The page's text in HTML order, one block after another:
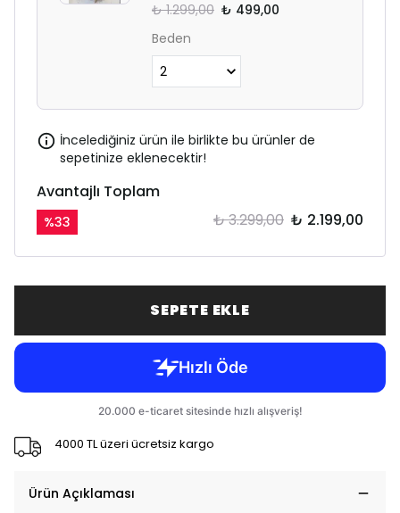
₺ 1.299,00 ₺ 499,00
Beden
İncelediğiniz ürün ile birlikte bu ürünler de
sepetinize eklenecektir!
Avantajlı Toplam
%33 ₺ 3.299,00 ₺ 2.199,00
SEPETE EKLE
4000 TL üzeri ücretsiz kargo
Ürün Açıklaması